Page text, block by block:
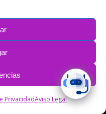
PrivacidadAviso Legal
PinterestLinkedIn